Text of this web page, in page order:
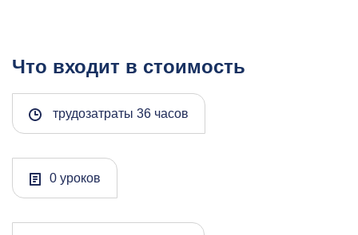
Что входит в стоимость
трудозатраты 36 часов
0 уроков